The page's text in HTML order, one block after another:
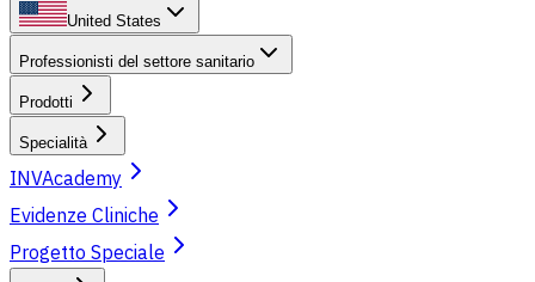
United States
Professionisti del settore sanitario
Prodotti
Specialità
INVAcademy
Evidenze Cliniche
Progetto Speciale